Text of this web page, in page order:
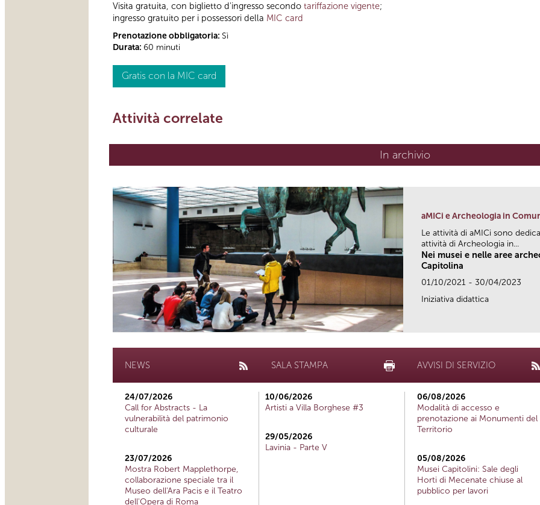
Visita gratuita, con biglietto d'ingresso secondo tariffazione vigente;
ingresso gratuito per i possessori della MIC card
Prenotazione obbligatoria: Sì
Durata: 60 minuti
Gratis con la MIC card
Attività correlate
In archivio
aMICi e Archeologia in
Le attività di aMICi sono
attività di Archeologia in...
Nei musei e nelle aree
Capitolina
01/10/2021 - 30/04/2023
Iniziativa didattica
NEWS
24/07/2026
Call for Abstracts - La
vulnerabilità del patrimonio
culturale
23/07/2026
Mostra Robert Mapplethorpe,
collaborazione speciale tra il
Museo dell'Ara Pacis e il Teatro
dell'Opera di Roma
SALA STAMPA
10/06/2026
Artisti a Villa Borghese #3
29/05/2026
Lavinia - Parte V
AVVISI DI SERVIZIO
06/08/2026
Modalità di accesso e
prenotazione ai Monumenti del
Territorio
05/08/2026
Musei Capitolini: Sale degli
Horti di Mecenate chiuse al
pubblico per lavori